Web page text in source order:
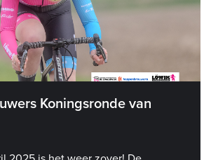
Koningsronde van